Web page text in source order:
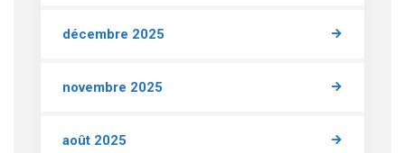
décembre 2025
novembre 2025
août 2025